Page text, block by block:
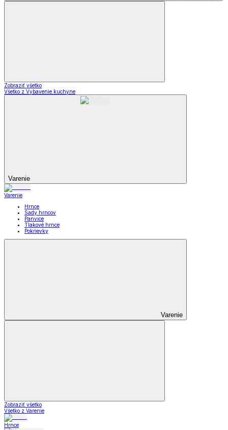
Zobraziť všetko
Všetko z Vybavenie kuchyne
Varenie
Varenie
Hrnce
Sady hrncov
Panvice
Tlakové hrnce
Pokrievky
Varenie
Zobraziť všetko
Všetko z Varenie
Hrnce